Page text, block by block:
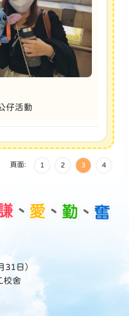
仔活動
頁面: 1 2 3 4
31日）
校舍